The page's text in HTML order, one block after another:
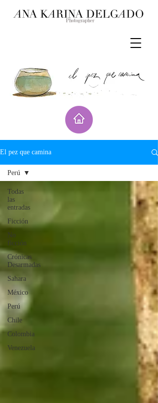
El pez que camina
Todas
las
entradas
Ficción
No
ficción
Crónicas
Desarmadas
Sahara
México
Perú
Chile
Colombia
Venezuela
Perú